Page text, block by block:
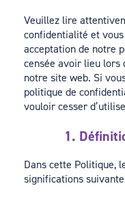
Veuillez lire
confidentialité et
acceptation de notre
censée avoir lieu
notre site web. Si
politique de
vouloir cesser
1.
Dans cette Politique,
significations